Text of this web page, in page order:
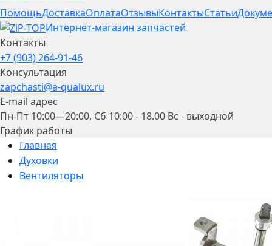
ПомощьДоставкаОплатаОтзывыКонтактыСтатьи
Интернет-магазин запчастей
Контакты
+7 (903) 264-91-46
Консультация
zapchasti@a-qualux.ru
E-mail адрес
Пн-Пт 10:00—20:00, Сб 10:00 - 18.00 Вс - выходной
График работы
Главная
Духовки
Вентиляторы